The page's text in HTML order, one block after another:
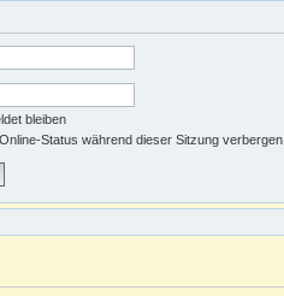
bleiben
Status während dieser Sitzung verbergen